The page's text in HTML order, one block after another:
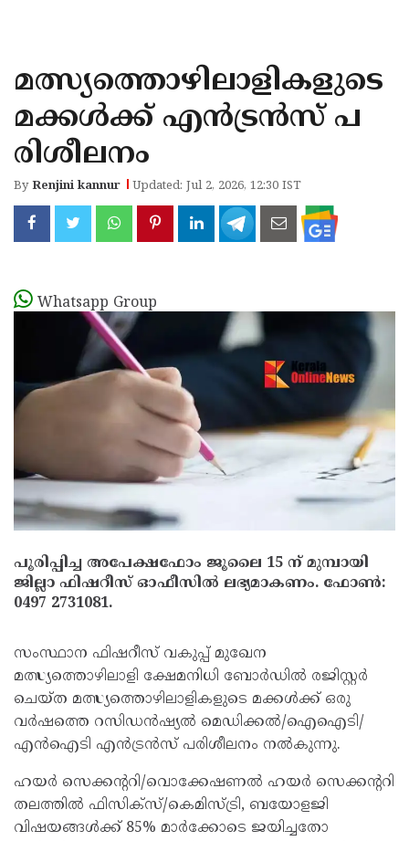
KANNUR
KASARAGOD
മത്സ്യത്തൊഴിലാളികളുടെ
മക്കൾക്ക് എൻട്രൻസ് പ
രിശീലനം
ByRenjini kannur Updated: Jul 2, 2026, 12:30 IST
Whatsapp Group
പൂരിപ്പിച്ച അപേക്ഷഫോം ജൂലൈ 15 ന് മുമ്പായി
ജില്ലാ ഫിഷറീസ് ഓഫീസിൽ ലഭ്യമാകണം. ഫോൺ:
0497 2731081.
സംസ്ഥാന ഫിഷറീസ് വകുപ്പ് മുഖേന
മത്സ്യത്തൊഴിലാളി ക്ഷേമനിധി ബോർഡിൽ രജിസ്റ്റർ
ചെയ്ത മത്സ്യത്തൊഴിലാളികളുടെ മക്കൾക്ക് ഒരു
വർഷത്തെ റസിഡൻഷ്യൽ മെഡിക്കൽ/ഐഐടി/
എൻഐടി എൻട്രൻസ് പരിശീലനം നൽകുന്നു.
ഹയർ സെക്കന്ററി/വൊക്കേഷണൽ ഹയർ സെക്കൻ്ററി
തലത്തിൽ ഫിസിക്‌സ്/കെമിസ്ട്രി, ബയോളജി
വിഷയങ്ങൾക്ക് 85% മാർക്കോടെ ജയിച്ചതോ